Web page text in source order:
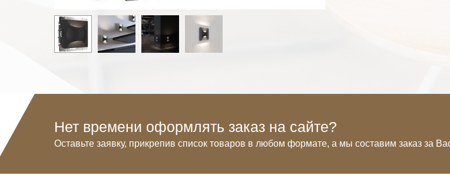
Нет времени оформлять заказ на сайте?
Оставьте заявку, прикрепив список товаров в любом формате, а мы составим заказ за